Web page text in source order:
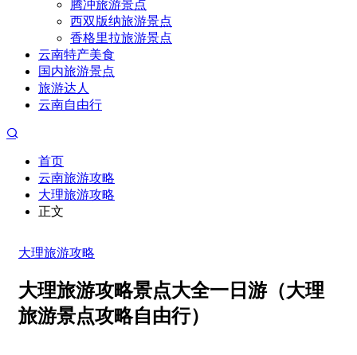
腾冲旅游景点
西双版纳旅游景点
香格里拉旅游景点
云南特产美食
国内旅游景点
旅游达人
云南自由行
首页
云南旅游攻略
大理旅游攻略
正文
大理旅游攻略
大理旅游攻略景点大全一日游（大理
旅游景点攻略自由行）